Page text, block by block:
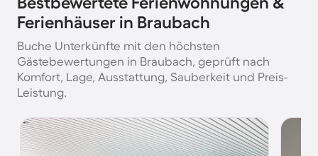
Ferienhäuser in Braubach
Buche Unterkünfte mit den höchsten
Gästebewertungen in Braubach, geprüft nach
Komfort, Lage, Ausstattung, Sauberkeit und Preis-
Leistung.